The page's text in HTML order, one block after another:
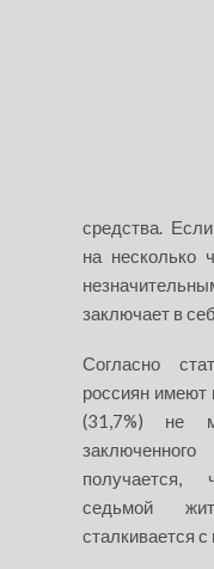
средства.
на несколько
заключает в
Согласно
россиян имеют
(31,7%) не
получается,
седьмой
сталкивается